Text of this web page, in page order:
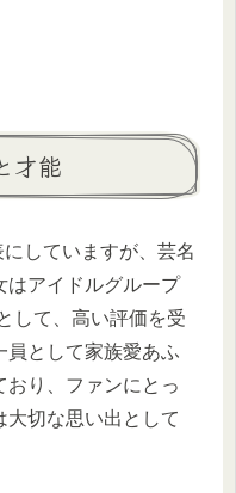
才能
していますが、芸名
はアイドルグループ
して、高い評価を受
員として家族愛あふ
おり、ファンにとっ
大切な思い出として